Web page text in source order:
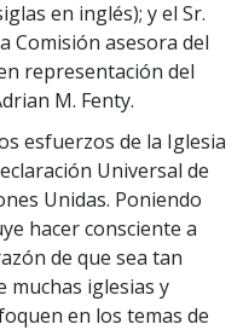
en inglés); y el Sr.
Comisión asesora del
representación del
M. Fenty.
esfuerzos de la Iglesia
Universal de
Unidas. Poniendo
hacer consciente a
de que sea tan
muchas iglesias y
en los temas de